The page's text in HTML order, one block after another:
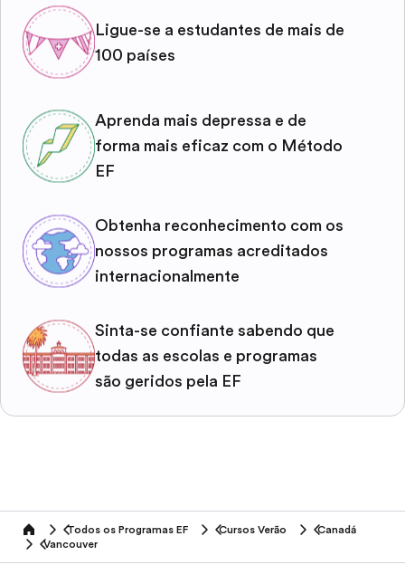
Ligue-se a estudantes de mais de
100 países
Aprenda mais depressa e de
forma mais eficaz com o Método
EF
Obtenha reconhecimento com os
nossos programas acreditados
internacionalmente
Sinta-se confiante sabendo que
todas as escolas e programas
são geridos pela EF
home Todos os Programas EF Cursos Verão
Canadá
Vancouver